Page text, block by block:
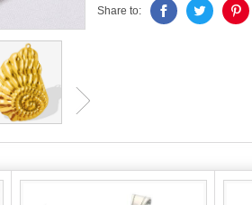
Share to: